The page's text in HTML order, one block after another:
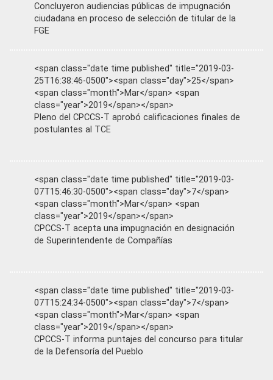
Concluyeron audiencias públicas de impugnación
ciudadana en proceso de selección de titular de la
FGE
<span class="date time published" title="2019-03-
25T16:38:46-0500"><span class="day">25</span>
<span class="month">Mar</span> <span
class="year">2019</span></span>
Pleno del CPCCS-T aprobó calificaciones finales de
postulantes al TCE
<span class="date time published" title="2019-03-
07T15:46:30-0500"><span class="day">7</span>
<span class="month">Mar</span> <span
class="year">2019</span></span>
CPCCS-T acepta una impugnación en designación
de Superintendente de Compañías
<span class="date time published" title="2019-03-
07T15:24:34-0500"><span class="day">7</span>
<span class="month">Mar</span> <span
class="year">2019</span></span>
CPCCS-T informa puntajes del concurso para titular
de la Defensoría del Pueblo